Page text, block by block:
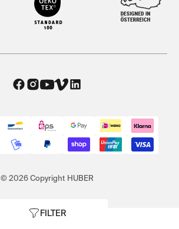
FILTER
© 2026 Copyright HUBER
Datenschutz|Impressum